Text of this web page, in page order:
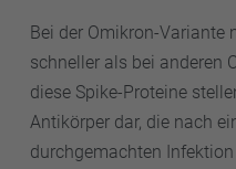
Bei der Omikron-Variante
schneller als bei anderen
diese Spike-Proteine
Antikörper dar, die nach
durchgemachten